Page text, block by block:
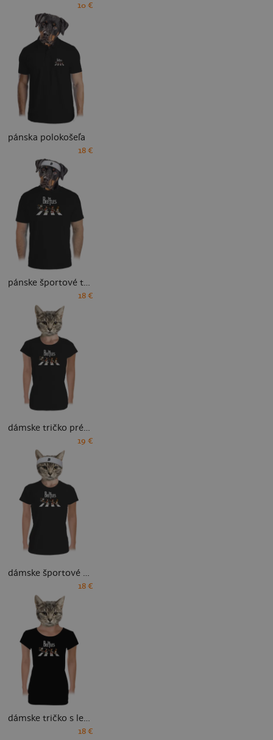
10 €
pánska polokošeľa
18 €
pánske športové tričko
18 €
dámske tričko prémium
19 €
dámske športové tričko
18 €
dámske tričko s lemom
18 €